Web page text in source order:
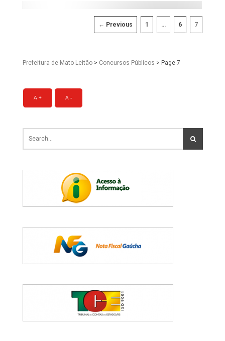
← Previous 1 … 6 7
Prefeitura de Mato Leitão > Concursos Públicos > Page 7
A + A -